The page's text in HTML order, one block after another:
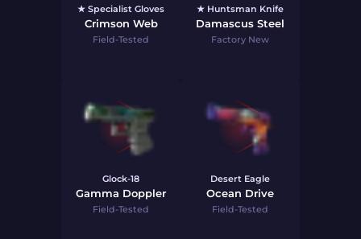
★ Specialist Gloves
Crimson Web
Field-Tested
★ Huntsman Knife
Damascus Steel
Factory New
Glock-18
Gamma Doppler
Field-Tested
Desert Eagle
Ocean Drive
Field-Tested